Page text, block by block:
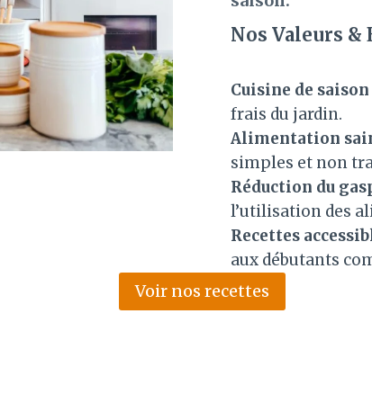
Nos Valeurs &
Cuisine de saison
frais du jardin.
Alimentation
simples et non
Réduction du
l’utilisation des
Recettes
aux débutants
Voir nos recettes